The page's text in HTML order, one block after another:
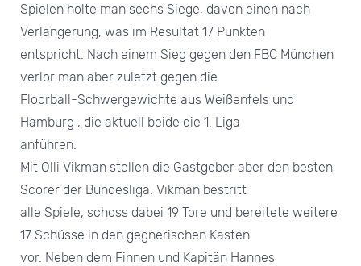
Spielen holte man sechs Siege, davon einen nach
Verlängerung, was im Resultat 17 Punkten
entspricht. Nach einem Sieg gegen den FBC München
verlor man aber zuletzt gegen die
Floorball-Schwergewichte aus Weißenfels und
Hamburg , die aktuell beide die 1. Liga
anführen.
Mit Olli Vikman stellen die Gastgeber aber den besten
Scorer der Bundesliga. Vikman bestritt
alle Spiele, schoss dabei 19 Tore und bereitete weitere
17 Schüsse in den gegnerischen Kasten
vor. Neben dem Finnen und Kapitän Hannes